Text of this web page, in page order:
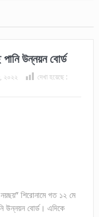
উন্নয়ন বোর্ড
২০২২
দেখা হয়েছে :
নয়ছয়” শিরোনামে গত ১২ মে
উন্নয়ন বোর্ড। এদিকে